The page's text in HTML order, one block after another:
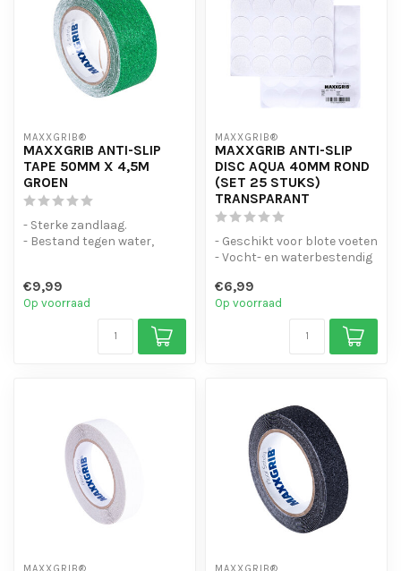
MAXXGRIB®
MAXXGRIB ANTI-SLIP
TAPE 50MM X 4,5M
GROEN
- Sterke zandlaag.
- Bestand tegen water,
€9,99
Op voorraad
MAXXGRIB®
MAXXGRIB ANTI-SLIP
DISC AQUA 40MM ROND
(SET 25 STUKS)
TRANSPARANT
- Geschikt voor blote voeten
- Vocht- en waterbestendig
€6,99
Op voorraad
MAXXGRIB® MAXXGRIB®